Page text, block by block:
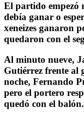
El partido empezó
debía ganar o
xeneizes ganaron
quedaron con el
Al minuto nueve,
Gutiérrez frente al
noche, Fernando
pero el portero
quedó con el balón.